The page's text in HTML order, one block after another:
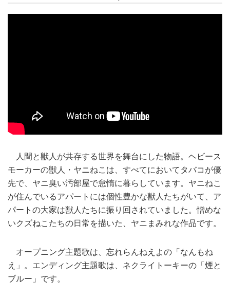
人間と獣人が共存する世界を舞台にした物語。ヘビース
モーカーの獣人・ヤニねこは、すべてにおいてタバコが優
先で、ヤニ臭い汚部屋で怠惰に暮らしています。ヤニねこ
が住んでいるアパートには個性豊かな獣人たちがいて、ア
パートの大家は獣人たちに振り回されていました。憎めな
いクズねこたちの日常を描いた、ヤニまみれな作品です。
オープニング主題歌は、忘れらんねえよの「なんもね
え」。エンディング主題歌は、ネクライトーキーの「煙と
ブルー」です。